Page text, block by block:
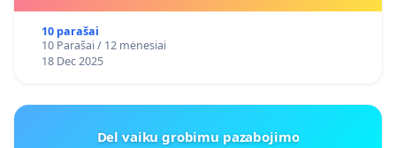
10 parašai
10 Parašai / 12 mėnesiai
18 Dec 2025
Del vaiku grobimu pazabojimo